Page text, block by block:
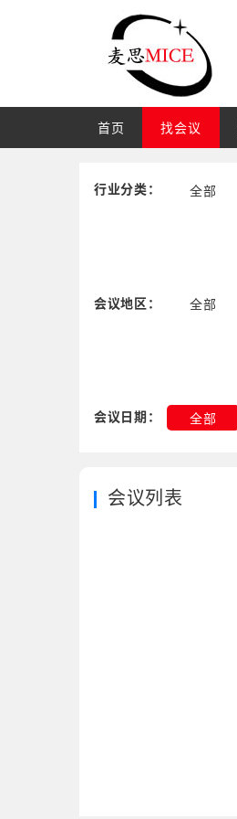
首页 找会议
行业分类： 全部
会议地区： 全部
会议日期： 全部
会议列表